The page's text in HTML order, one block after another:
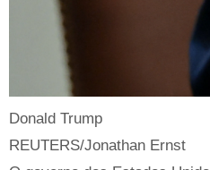
Donald Trump
REUTERS/Jonathan Ernst